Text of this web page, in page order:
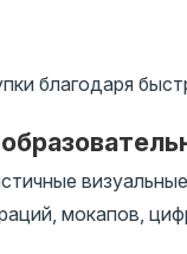
благодаря
мокапов,